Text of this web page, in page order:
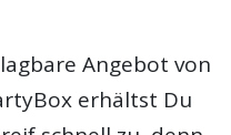
Angebot von
erhältst Du